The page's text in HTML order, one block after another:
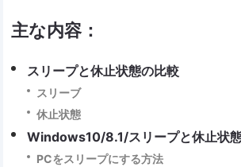
主な内容：
スリープと休止状態の比較
スリーブ
休止状態
Windows10/8.1/スリープと休止状
PCをスリープにする方法